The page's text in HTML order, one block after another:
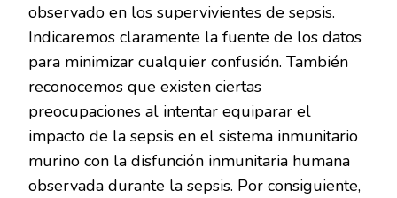
observado en los supervivientes de sepsis.
Indicaremos claramente la fuente de los datos
para minimizar cualquier confusión. También
reconocemos que existen ciertas
preocupaciones al intentar equiparar el
impacto de la sepsis en el sistema inmunitario
murino con la disfunción inmunitaria humana
observada durante la sepsis. Por consiguiente,